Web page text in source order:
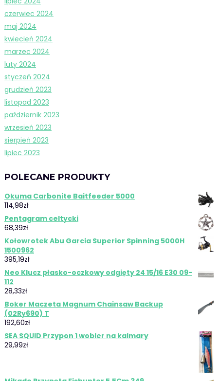
czerwiec 2024
maj 2024
kwiecień 2024
marzec 2024
luty 2024
styczeń 2024
grudzień 2023
listopad 2023
październik 2023
wrzesień 2023
sierpień 2023
lipiec 2023
POLECANE PRODUKTY
Okuma Carbonite Baitfeeder 5000
114,98zł
Pentagram celtycki
68,39zł
Kołowrotek Abu Garcia Superior Spinning 5000H
1500962
395,19zł
Neo Klucz płasko-oczkowy odgięty 24 15/16 E30 09-
112
28,33zł
Boker Maczeta Magnum Chainsaw Backup
(02Ry690) T
192,60zł
SEA SQUID Przypon 1 wobler na kalmary
29,99zł